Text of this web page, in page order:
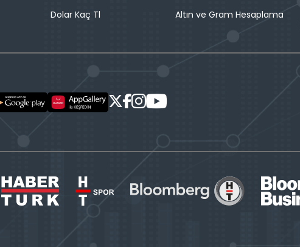
Dolar Kaç Tl
Altın ve Gram Hesaplama